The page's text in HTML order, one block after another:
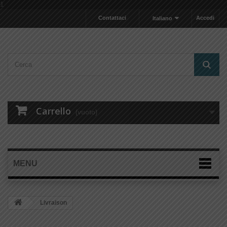
1
Accedi
Italiano
Contattaci
Carrello (vuoto)
MENU
Livraison